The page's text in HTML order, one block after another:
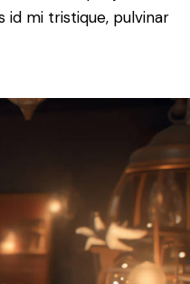
id mi tristique, pulvinar